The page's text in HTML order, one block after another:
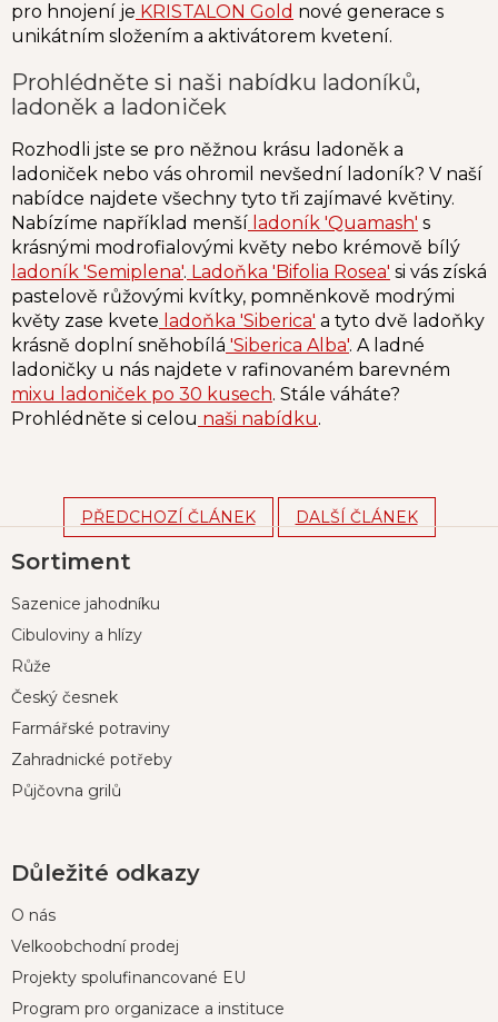
pro hnojení je KRISTALON Gold nové generace s
unikátním složením a aktivátorem kvetení.
Prohlédněte si naši nabídku ladoníků,
ladoněk a ladoniček
Rozhodli jste se pro něžnou krásu ladoněk a
ladoniček nebo vás ohromil nevšední ladoník? V naší
nabídce najdete všechny tyto tři zajímavé květiny.
Nabízíme například menší ladoník 'Quamash' s
krásnými modrofialovými květy nebo krémově bílý
ladoník 'Semiplena'. Ladoňka 'Bifolia Rosea' si vás získá
pastelově růžovými kvítky, pomněnkově modrými
květy zase kvete ladoňka 'Siberica' a tyto dvě ladoňky
krásně doplní sněhobílá 'Siberica Alba'. A ladné
ladoničky u nás najdete v rafinovaném barevném
mixu ladoniček po 30 kusech. Stále váháte?
Prohlédněte si celou naši nabídku.
PŘEDCHOZÍ ČLÁNEK DALŠÍ ČLÁNEK
á
a
Sortiment
Sazenice jahodníku
Cibuloviny a hlízy
Růže
Český česnek
Farmářské potraviny
Zahradnické potřeby
Půjčovna grilů
Důležité odkazy
O nás
Velkoobchodní prodej
Projekty spolufinancované EU
Program pro organizace a instituce